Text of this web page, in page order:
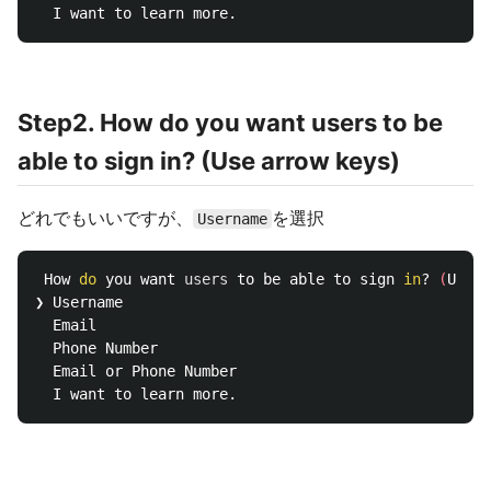
Step2. How do you want users to be
able to sign in? (Use arrow keys)
どれでもいいですが、 Username を選択
How do you want users to be able to sign in? (Use
❯ Username
  Email
  Phone Number
  Email or Phone Number